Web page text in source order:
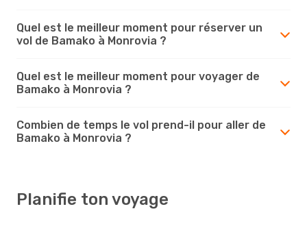
Quel est le meilleur moment pour réserver un
vol de Bamako à Monrovia ?
Quel est le meilleur moment pour voyager de
Bamako à Monrovia ?
Combien de temps le vol prend-il pour aller de
Bamako à Monrovia ?
Planifie ton voyage